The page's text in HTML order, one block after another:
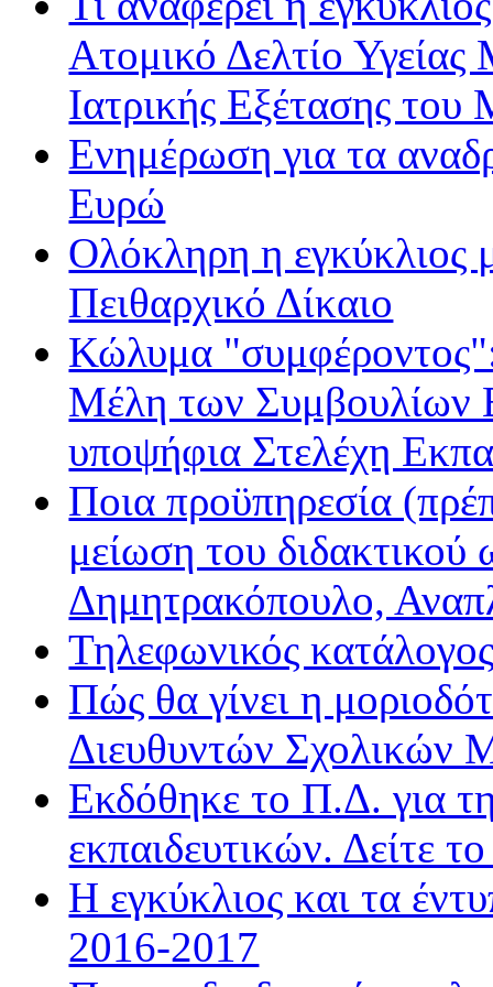
Ατομικό Δελτίο
Ιατρικής Εξέτασης
Ενημέρωση για τα
Ευρώ
Ολόκληρη η εγκύκλιος
Πειθαρχικό Δίκαιο
Κώλυμα "συμφέροντος":
Μέλη των Συμβουλίων
υποψήφια Στελέχη
Ποια προϋπηρεσία
μείωση του
Δημητρακόπουλο,
Τηλεφωνικός
Πώς θα γίνει η
Διευθυντών Σχολικών
Εκδόθηκε το Π.Δ. για
εκπαιδευτικών. Δείτε
Η εγκύκλιος και τα
2016-2017